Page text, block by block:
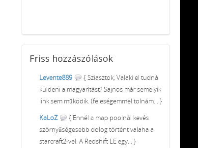
Friss hozzászólások
Levente889
{ Sziasztok, Valaki el tudná
küldeni a magyarítást? Sajnos már semelyik
link sem működik. (feleségemmel tolnám... }
KaLoZ
{ Ennél a map poolnál kevés
szörnyűségesebb dolog történt valaha a
starcraft2-vel. A Redshift LE egy... }